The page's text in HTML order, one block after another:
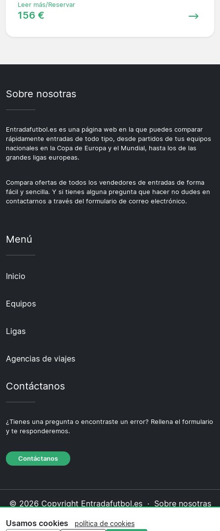
Leer más/Reservar
156 €
Sobre nosotras
Entradafutbol.es es una página web en la que puedes comparar
rápidamente entradas de todo tipo, desde partidos de tus equipos
nacionales en la Copa de Europa y el Mundial, hasta los de las
grandes ligas europeas.
Compara ofertas de todos los vendedores de entradas de forma
fácil y sencilla. Y si tienes alguna pregunta que hacer no dudes en
contactarnos a través del formulario de correo electrónico.
Menú
Inicio
Equipos
Ligas
Agencias de viajes
Contáctanos
¿Tienes una pregunta o encontraste un error? Rellena el formulario
y te responderemos.
Contáctanos
© 2026 Copyright Entradafutbol.es · Sobre nosotras
cookies·Política editorial
Usamos cookies política de cookies